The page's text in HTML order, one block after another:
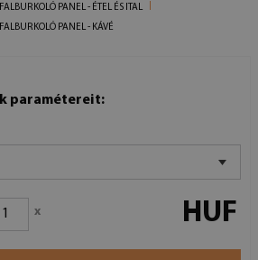
PANEL - ÉTEL ÉS ITAL
PANEL - KÁVÉ
paramétereit:
x HUF